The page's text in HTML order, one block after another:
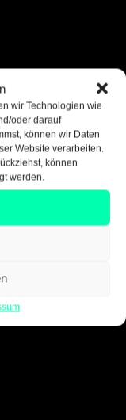
wir Technologien wie
oder darauf
können wir Daten
Website verarbeiten.
können
werden.